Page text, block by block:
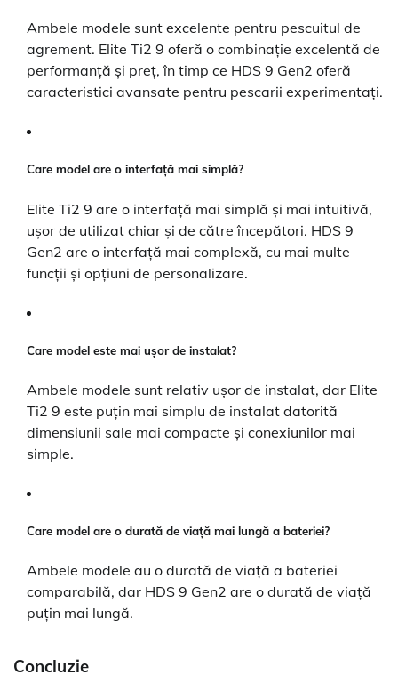
Ambele modele sunt excelente pentru pescuitul de
agrement. Elite Ti2 9 oferă o combinație excelentă de
performanță și preț, în timp ce HDS 9 Gen2 oferă
caracteristici avansate pentru pescarii experimentați.
Care model are o interfață mai simplă?
Elite Ti2 9 are o interfață mai simplă și mai intuitivă,
ușor de utilizat chiar și de către începători. HDS 9
Gen2 are o interfață mai complexă, cu mai multe
funcții și opțiuni de personalizare.
Care model este mai ușor de instalat?
Ambele modele sunt relativ ușor de instalat, dar Elite
Ti2 9 este puțin mai simplu de instalat datorită
dimensiunii sale mai compacte și conexiunilor mai
simple.
Care model are o durată de viață mai lungă a bateriei?
Ambele modele au o durată de viață a bateriei
comparabilă, dar HDS 9 Gen2 are o durată de viață
puțin mai lungă.
Concluzie